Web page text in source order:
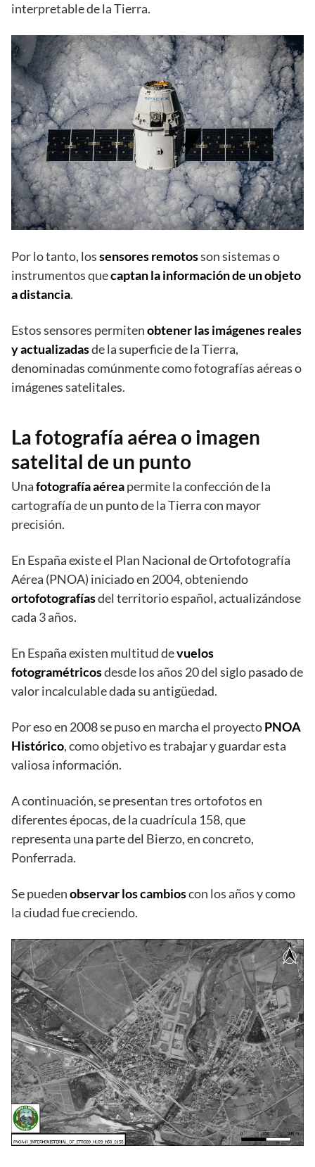
interpretable de la Tierra.
Por lo tanto, lossensores remotosson sistemas o
instrumentos quecaptan la información de un objeto
a distancia.
Estos sensores permitenobtener las imágenes reales
y actualizadasde la superficie de la Tierra,
denominadas comúnmente como fotografías aéreas o
imágenes satelitales.
La fotografía aérea o imagen
satelital de un punto
Unafotografía aéreapermite la confección de la
cartografía de un punto de la Tierra con mayor
precisión.
En España existe el Plan Nacional de Ortofotografía
Aérea (PNOA) iniciado en 2004, obteniendo
ortofotografíasdel territorio español, actualizándose
cada 3 años.
En España existen multitud devuelos
fotogramétricosdesde los años 20 del siglo pasado de
valor incalculable dada su antigüedad.
Por eso en 2008 se puso en marcha el proyectoPNOA
Histórico, como objetivo es trabajar y guardar esta
valiosa información.
A continuación, se presentan tres ortofotos en
diferentes épocas, de la cuadrícula 158, que
representa una parte del Bierzo, en concreto,
Ponferrada.
Se puedenobservar los cambioscon los años y como
la ciudad fue creciendo.